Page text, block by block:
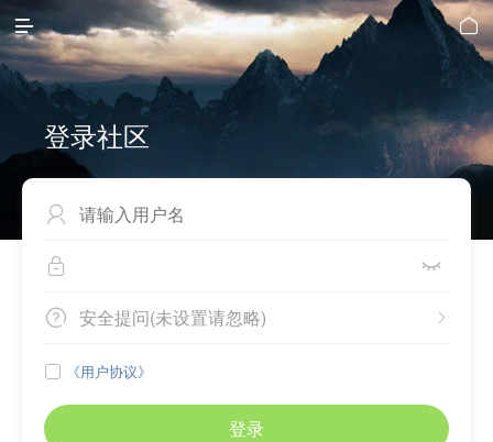
 
登录社区

 
 
安全提问(未设置请忽略)
 《用户协议》
登录